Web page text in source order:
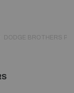
DODGE BROTHERS PIN